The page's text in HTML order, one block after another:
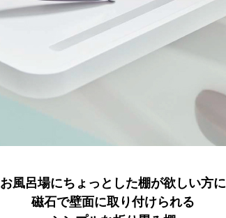
お風呂場にちょっとした棚が欲しい方に
磁石で壁面に取り付けられる